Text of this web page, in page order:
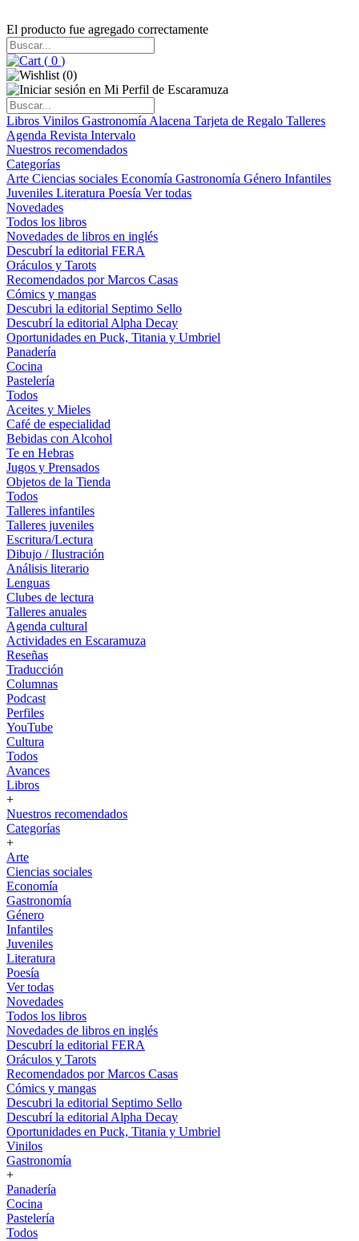
El producto fue agregado correctamente
( 0 )
(0)
Libros Vinilos Gastronomía Alacena Tarjeta de Regalo Talleres
Agenda Revista Intervalo
Nuestros recomendados
Categorías
Arte Ciencias sociales Economía Gastronomía Género Infantiles
Juveniles Literatura Poesía Ver todas
Novedades
Todos los libros
Novedades de libros en inglés
Descubrí la editorial FERA
Oráculos y Tarots
Recomendados por Marcos Casas
Cómics y mangas
Descubri la editorial Septimo Sello
Descubrí la editorial Alpha Decay
Oportunidades en Puck, Titania y Umbriel
Panadería
Cocina
Pastelería
Todos
Aceites y Mieles
Café de especialidad
Bebidas con Alcohol
Te en Hebras
Jugos y Prensados
Objetos de la Tienda
Todos
Talleres infantiles
Talleres juveniles
Escritura/Lectura
Dibujo / Ilustración
Análisis literario
Lenguas
Clubes de lectura
Talleres anuales
Agenda cultural
Actividades en Escaramuza
Reseñas
Traducción
Columnas
Podcast
Perfiles
YouTube
Cultura
Todos
Avances
Libros
+
Nuestros recomendados
Categorías
+
Arte
Ciencias sociales
Economía
Gastronomía
Género
Infantiles
Juveniles
Literatura
Poesía
Ver todas
Novedades
Todos los libros
Novedades de libros en inglés
Descubrí la editorial FERA
Oráculos y Tarots
Recomendados por Marcos Casas
Cómics y mangas
Descubri la editorial Septimo Sello
Descubrí la editorial Alpha Decay
Oportunidades en Puck, Titania y Umbriel
Vinilos
Gastronomía
+
Panadería
Cocina
Pastelería
Todos